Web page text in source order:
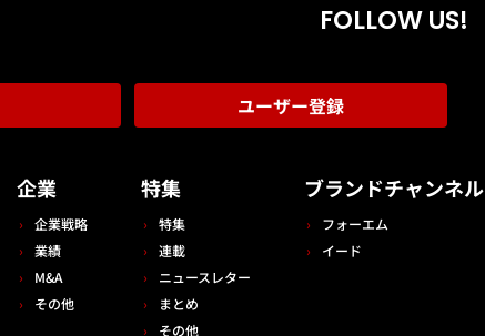
FOLLOW US!
ユーザー登録
企業
企業戦略
業績
M&A
その他
特集
特集
連載
ニュースレター
まとめ
その他
ブランドチャンネル
フォーエム
イード